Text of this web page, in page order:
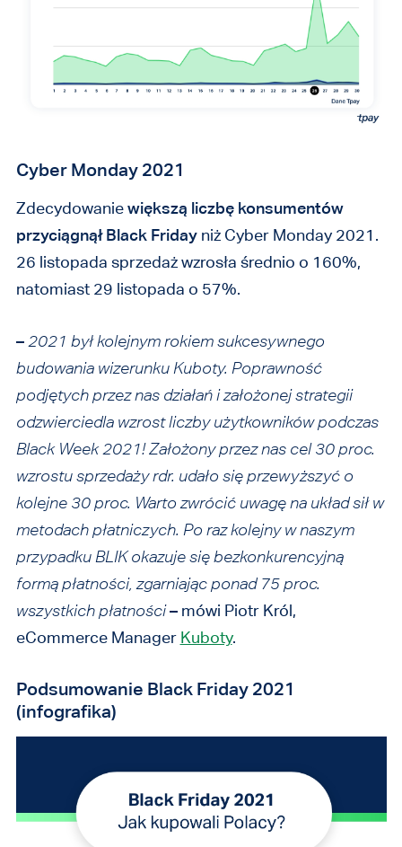
Cyber Monday 2021
Zdecydowaniewiększą liczbę konsumentów
przyciągnął Black Fridayniż Cyber Monday 2021.
26 listopada sprzedaż wzrosła średnio o 160%,
natomiast 29 listopada o 57%.
– 2021 był kolejnym rokiem sukcesywnego
budowania wizerunku Kuboty. Poprawność
podjętych przez nas działań i założonej strategii
odzwierciedla wzrost liczby użytkowników podczas
Black Week 2021! Założony przez nas cel 30 proc.
wzrostu sprzedaży rdr. udało się przewyższyć o
kolejne 30 proc. Warto zwrócić uwagę na układ sił w
metodach płatniczych. Po raz kolejny w naszym
przypadku BLIK okazuje się bezkonkurencyjną
formą płatności, zgarniając ponad 75 proc.
wszystkich płatności –mówi Piotr Król,
eCommerce Manager Kuboty.
Podsumowanie Black Friday 2021
(infografika)